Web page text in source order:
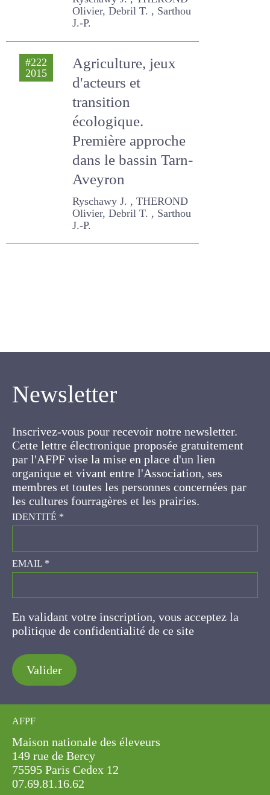
Ryschawy J. , THEROND
Olivier, Debril T. , Sarthou J.-
#222
2015
Agriculture, jeux
d'acteurs et
transition
écologique.
Première approche
dans le bassin
Tarn-Aveyron
Ryschawy J. , THEROND
Olivier, Debril T. , Sarthou J.-
Newsletter
Cette lettre électronique proposée
gratuitement par l'AFPF vise la mise en place
d'un lien organique et vivant entre l'Association,
ses membres et toutes les personnes
concernées par les cultures fourragères et les
prairies.
IDENTITÉ*
EMAIL*
En validant votre inscription, vous acceptez la
politique de confidentialité de ce site
Valider
AFPF
Maison nationale des éleveurs
149 rue de Bercy
75595 Paris Cedex 12
07.69.81.16.62